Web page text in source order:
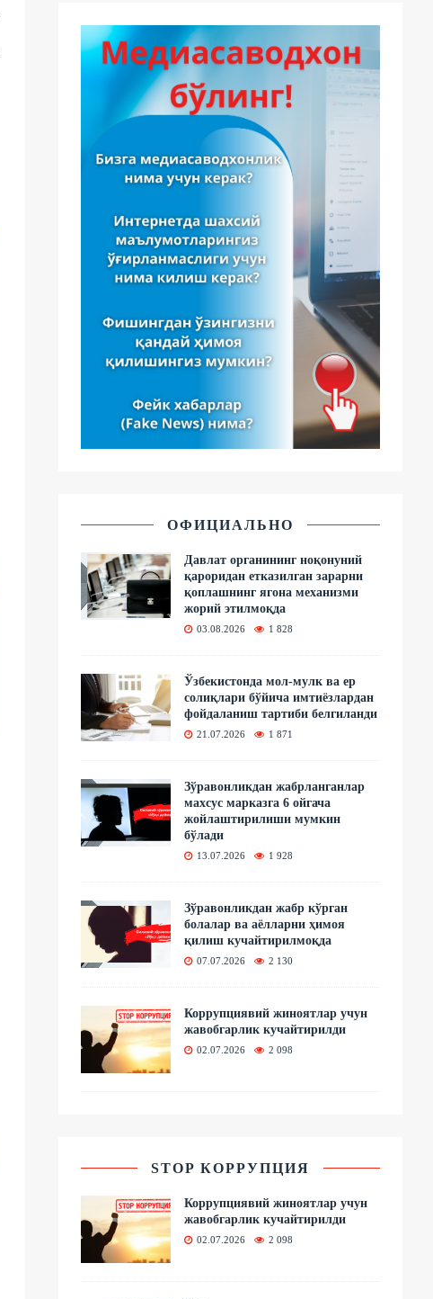
ОФИЦИАЛЬНО
Давлат органининг ноқонуний
қароридан етказилган зарарни
қоплашнинг ягона механизми
жорий этилмоқда
03.08.2026 1 828
Ўзбекистонда мол-мулк ва ер
солиқлари бўйича имтиёзлардан
фойдаланиш тартиби белгиланди
21.07.2026 1 871
Зўравонликдан жабрланганлар
махсус марказга 6 ойгача
жойлаштирилиши мумкин
бўлади
13.07.2026 1 928
Зўравонликдан жабр кўрган
болалар ва аёлларни ҳимоя
қилиш кучайтирилмоқда
07.07.2026 2 130
Коррупциявий жиноятлар учун
жавобгарлик кучайтирилди
02.07.2026 2 098
STOP КОРРУПЦИЯ
Коррупциявий жиноятлар учун
жавобгарлик кучайтирилди
02.07.2026 2 098